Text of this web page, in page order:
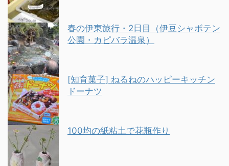
春の伊東旅行・2日目（伊豆シャボテン
公園・カピバラ温泉）
[知育菓子] ねるねのハッピーキッチン
ドーナツ
100均の紙粘土で花瓶作り